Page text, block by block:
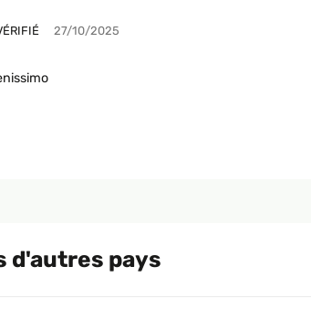
27/10/2025
d'autres pays